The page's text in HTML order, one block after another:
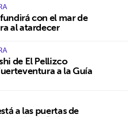
con el mar de
al atardecer
de El Pellizco
a la Guía
a las puertas de